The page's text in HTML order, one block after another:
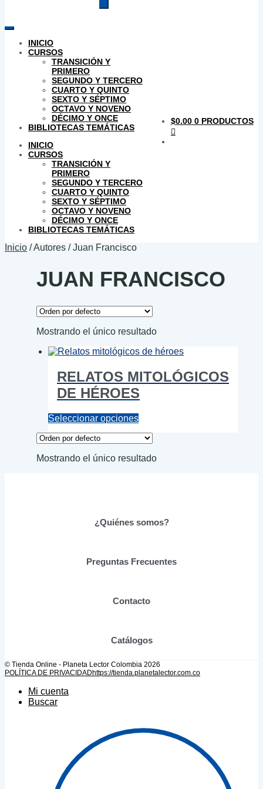
productos
INICIO
CURSOS
TRANSICIÓN Y
PRIMERO
SEGUNDO Y TERCERO
CUARTO Y QUINTO
SEXTO Y SÉPTIMO
OCTAVO Y NOVENO
DÉCIMO Y ONCE
BIBLIOTECAS TEMÁTICAS
INICIO
CURSOS
TRANSICIÓN Y
PRIMERO
SEGUNDO Y TERCERO
CUARTO Y QUINTO
SEXTO Y SÉPTIMO
OCTAVO Y NOVENO
DÉCIMO Y ONCE
BIBLIOTECAS TEMÁTICAS
$0.00 0 PRODUCTOS
Inicio /Autores /Juan Francisco
JUAN FRANCISCO
Mostrando el único resultado
RELATOS MITOLÓGICOS
DE HÉROES
Seleccionar opcionesEste
tiene
variantes.
en
producto
Mostrando el único resultado
¿Quiénes somos?
Preguntas Frecuentes
Contacto
Catálogos
© Tienda Online - Planeta Lector Colombia 2026
POLÍTICA DE PRIVACIDADhttps://tienda.planetalector.com.co
Mi cuenta
Buscar